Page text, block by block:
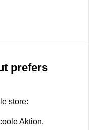
prefers
store:
Aktion.